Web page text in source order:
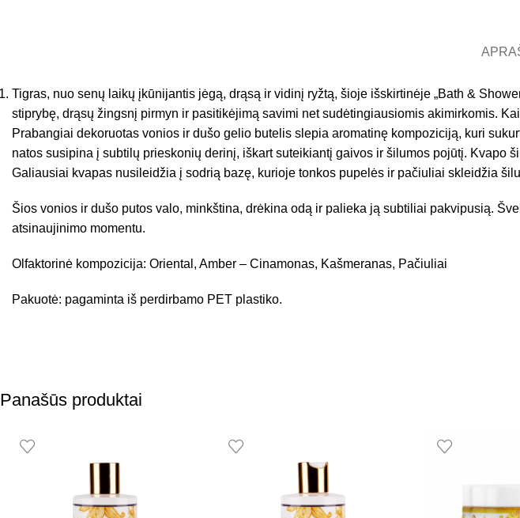
Tigras, nuo senų laikų įkūnijantis jėgą, drąsą ir vidinį ryžtą, šioje išskirtinėje „Bath &
stiprybę, drąsų žingsnį pirmyn ir pasitikėjimą savimi net sudėtingiausiomis akimirkomis.
Prabangiai dekoruotas vonios ir dušo gelio butelis slepia aromatinę kompoziciją, kuri
natos susipina į subtilų prieskonių derinį, iškart suteikiantį gaivos ir šilumos pojūtį.
Galiausiai kvapas nusileidžia į sodrią bazę, kurioje tonkos pupelės ir pačiuliai skleidžia
Šios vonios ir dušo putos valo, minkština, drėkina odą ir palieka ją subtiliai pakvipusią.
atsinaujinimo momentu.
Olfaktorinė kompozicija: Oriental, Amber – Cinamonas, Kašmeranas, Pačiuliai
Pakuotė: pagaminta iš perdirbamo PET plastiko.
Panašūs produktai